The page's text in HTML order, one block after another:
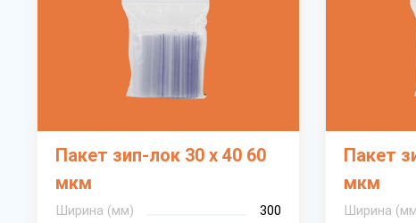
Пакет зип-лок 30 х 40 60
мкм
Ширина (мм)
300
Пакет
мкм
Ширина